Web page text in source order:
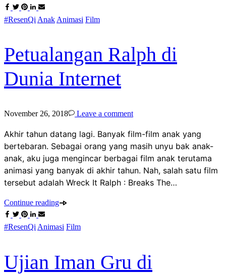
#ResenQi Anak Animasi Film
Petualangan Ralph di
Dunia Internet
November 26, 2018 Leave a comment
Akhir tahun datang lagi. Banyak film-film anak yang
bertebaran. Sebagai orang yang masih unyu bak anak-
anak, aku juga mengincar berbagai film anak terutama
animasi yang banyak di akhir tahun. Nah, salah satu film
tersebut adalah Wreck It Ralph : Breaks The…
Continue reading
#ResenQiAnimasi Film
Ujian Iman Gru di